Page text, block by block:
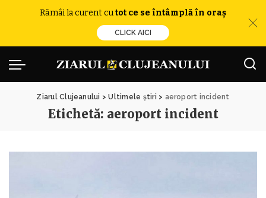
Rămâi la curent cutot ce se întâmplă în oraș
CLICK AICI
Ziarul Clujeanului >Ultimele știri > aeroport incident
Etichetă: aeroport incident